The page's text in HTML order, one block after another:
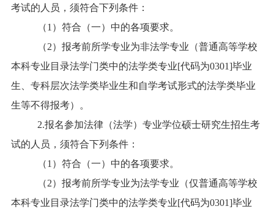
考试的人员，须符合下列条件：
（1）符合（一）中的各项要求。
（2）报考前所学专业为非法学专业（普通高等学校
本科专业目录法学门类中的法学类专业[代码为0301]毕业
生、专科层次法学类毕业生和自学考试形式的法学类毕业
生等不得报考）。
2.报名参加法律（法学）专业学位硕士研究生招生考
试的人员，须符合下列条件：
（1）符合（一）中的各项要求。
（2）报考前所学专业为法学专业（仅普通高等学校
本科专业目录法学门类中的法学类专业[代码为0301]毕业